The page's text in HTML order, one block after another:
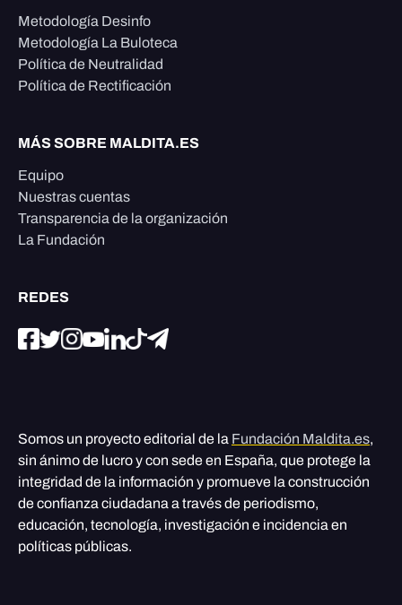
Metodología Desinfo
Metodología La Buloteca
Política de Neutralidad
Política de Rectificación
MÁS SOBRE MALDITA.ES
Equipo
Nuestras cuentas
Transparencia de la organización
La Fundación
REDES
Somos un proyecto editorial de la Fundación Maldita.es,
sin ánimo de lucro y con sede en España, que protege la
integridad de la información y promueve la construcción
de confianza ciudadana a través de periodismo,
educación, tecnología, investigación e incidencia en
políticas públicas.